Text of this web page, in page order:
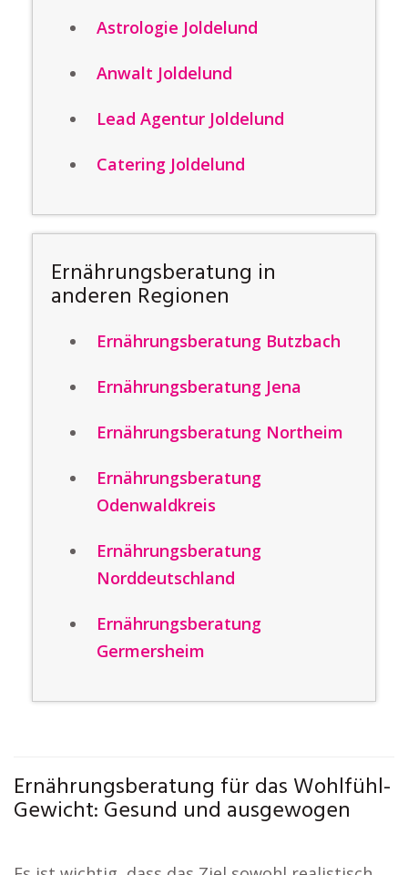
Astrologie Joldelund
Anwalt Joldelund
Lead Agentur Joldelund
Catering Joldelund
Ernährungsberatung in
anderen Regionen
Ernährungsberatung Butzbach
Ernährungsberatung Jena
Ernährungsberatung Northeim
Ernährungsberatung
Odenwaldkreis
Ernährungsberatung
Norddeutschland
Ernährungsberatung
Germersheim
Ernährungsberatung für das Wohlfühl-
Gewicht: Gesund und ausgewogen